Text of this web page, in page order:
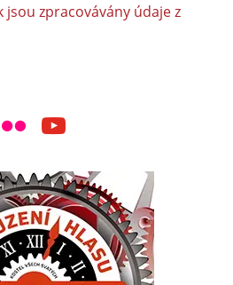
jsou zpracovávány údaje z
flickr youtube